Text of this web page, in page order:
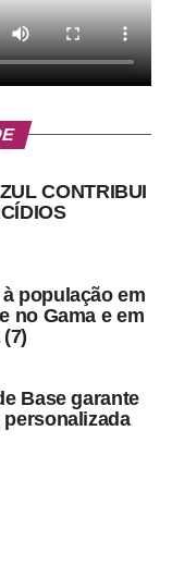
CONTRIBUI
população em
no Gama e em
Base garante